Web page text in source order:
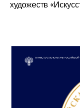
художеств